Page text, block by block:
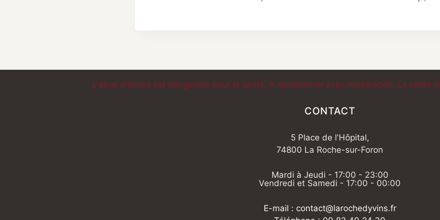
L'abus d'alcool est dangereux pour la santé. À consommer avec modération. La vente
CONTACT
5 Place de l'Hôpital,
74800 La Roche-sur-Foron
Mardi à Jeudi - 17:00 - 23:00
Vendredi et Samedi - 17:00 - 00:00
E-mail : contact@larochedyvins.fr